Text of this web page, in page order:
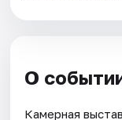
О
Камерная